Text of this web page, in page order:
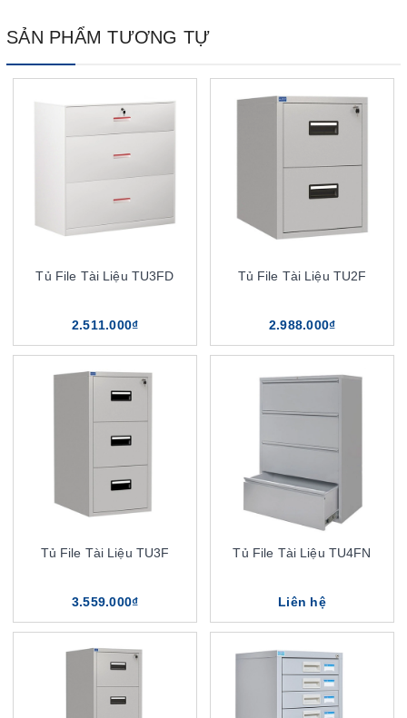
SẢN PHẨM TƯƠNG TỰ
Tủ File Tài Liệu TU3FD
2.511.000₫
Tủ File Tài Liệu TU2F
2.988.000₫
Tủ File Tài Liệu TU3F
3.559.000₫
Tủ File Tài Liệu TU4FN
Liên hệ